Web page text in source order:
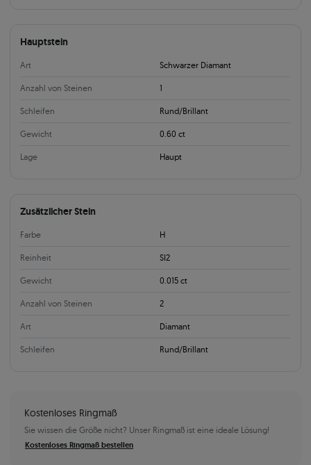
Hauptstein
Art Schwarzer Diamant
Anzahl von Steinen 1
Schleifen Rund/Brillant
Gewicht 0.60 ct
Lage Haupt
Zusätzlicher Stein
Farbe H
Reinheit SI2
Gewicht 0.015 ct
Anzahl von Steinen 2
Art Diamant
Schleifen Rund/Brillant
Kostenloses Ringmaß
Sie wissen die Größe nicht? Unser Ringmaß ist eine ideale Lösung!
Kostenloses Ringmaß bestellen